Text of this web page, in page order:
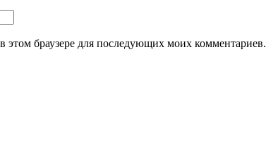
этом браузере для последующих моих комментариев.